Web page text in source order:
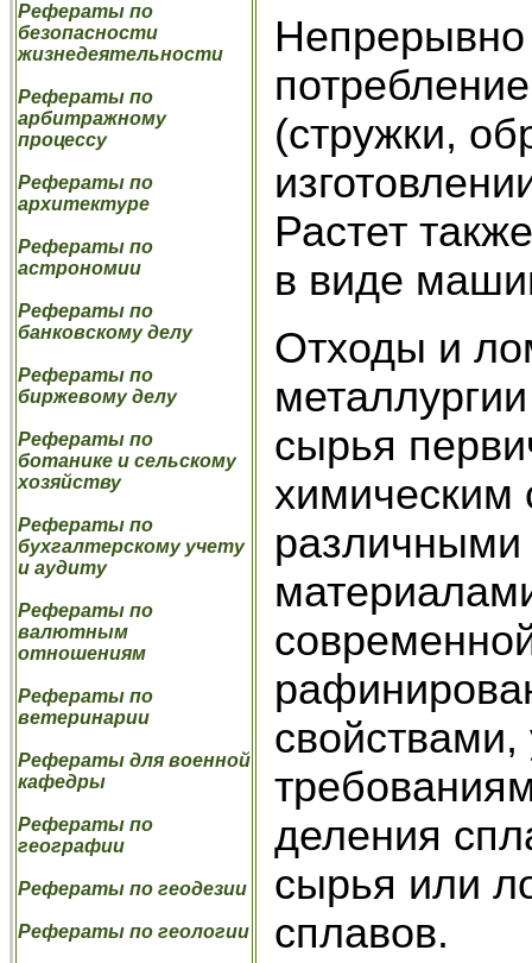
Рефераты по
безопасности
жизнедеятельности
Рефераты по
арбитражному
процессу
Рефераты по
архитектуре
Рефераты по
астрономии
Рефераты по
банковскому делу
Рефераты по
биржевому делу
Рефераты по
ботанике и сельскому
хозяйству
Рефераты по
бухгалтерскому учету
и аудиту
Рефераты по
валютным
отношениям
Рефераты по
ветеринарии
Рефераты для военной
кафедры
Рефераты по
географии
Рефераты по геодезии
Рефераты по геологии
Непрерывно
(стружки,
Растет
в виде
Отходы и
сырья
химическим
различными
деления
сырья или
сплавов.